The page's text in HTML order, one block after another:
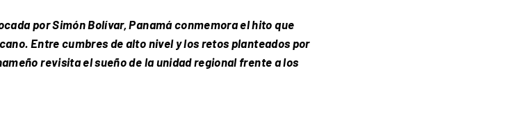
por Simón Bolívar, Panamá conmemora el hito que
Entre cumbres de alto nivel y los retos planteados por
revisita el sueño de la unidad regional frente a los